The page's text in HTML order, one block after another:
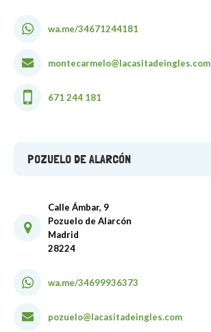
wa.me/34671244181
montecarmelo@lacasitadeingles.com
671 244 181
POZUELO DE ALARCÓN
Calle Ámbar, 9
Pozuelo de Alarcón
Madrid
28224
wa.me/34699936373
pozuelo@lacasitadeingles.com